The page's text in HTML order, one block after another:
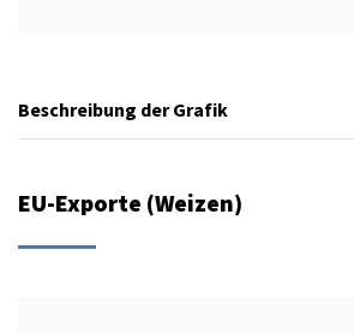
Beschreibung der Grafik
EU-Exporte (Weizen)